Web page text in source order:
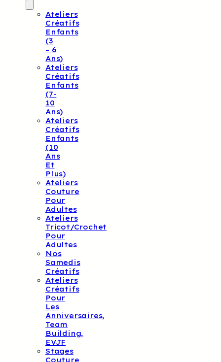
Ateliers
Créatifs
Enfants
(3
– 6
Ans)
Ateliers
Créatifs
Enfants
(7-
10
Ans)
Ateliers
Créatifs
Enfants
(10
Ans
Et
Plus)
Ateliers
Couture
Pour
Adultes
Ateliers
Tricot/crochet
Pour
Adultes
Nos
Samedis
Créatifs
Ateliers
Créatifs
Pour
Les
Anniversaires,
Team
Building,
EVJF
Stages
Couture